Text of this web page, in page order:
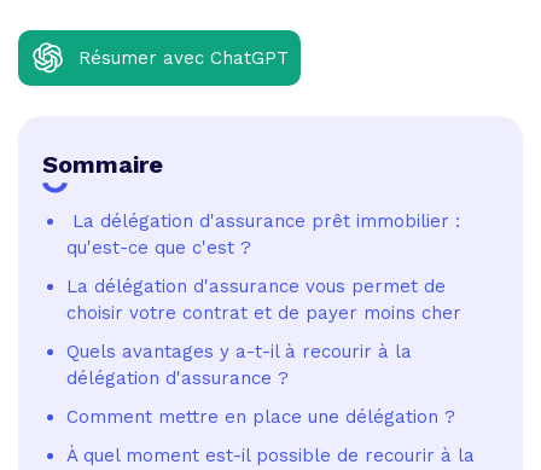
Résumer avec ChatGPT
Sommaire
La délégation d'assurance prêt immobilier :
qu'est-ce que c'est ?
La délégation d'assurance vous permet de
choisir votre contrat et de payer moins cher
Quels avantages y a-t-il à recourir à la
délégation d'assurance ?
Comment mettre en place une délégation ?
À quel moment est-il possible de recourir à la